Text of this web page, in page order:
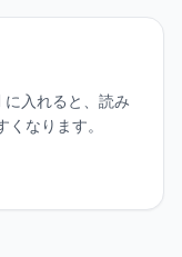
入れると、読み
なります。